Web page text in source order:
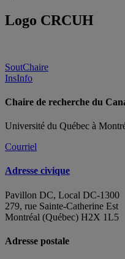
Logo CRCUH
SoutChaire
InsInfo
Chaire de recherche du
Université du Québec à
Courriel
Adresse civique
Pavillon DC, Local DC-1300
279, rue Sainte-Catherine Est
Montréal (Québec) H2X 1L5
Adresse postale